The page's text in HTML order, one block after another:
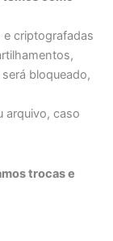
criptografadas
bloqueado,
arquivo, caso
trocas e